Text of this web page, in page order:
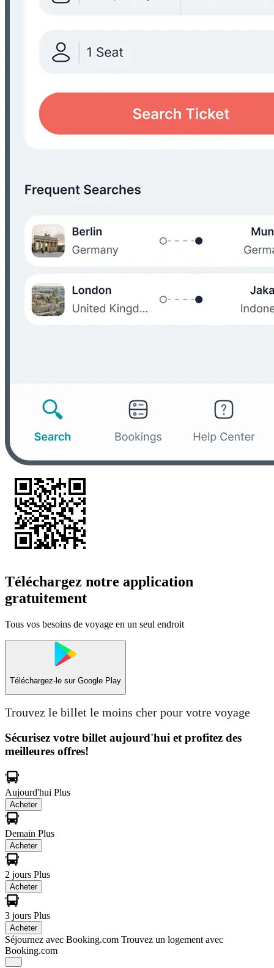
Téléchargez notre application
gratuitement
Tous vos besoins de voyage en un seul endroit
Téléchargez-le sur Google Play
Trouvez le billet le moins cher pour votre voyage
Sécurisez votre billet aujourd'hui et profitez des
meilleures offres!
Aujourd'hui Plus
Acheter
Demain Plus
Acheter
2 jours Plus
Acheter
3 jours Plus
Acheter
Séjournez avec Booking.com Trouvez un logement avec
Booking.com